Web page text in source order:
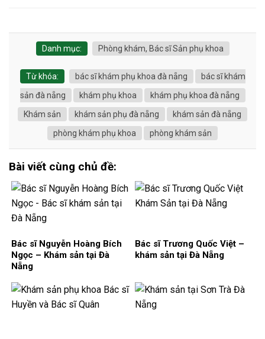
Danh mục: Phòng khám, Bác sĩ Sản phụ khoa
Từ khóa: bác sĩ khám phụ khoa đà nẵng
bác sĩ khám
sản đà nẵng
khám phụ khoa
khám phụ khoa đà nẵng
Khám sản
khám sản phụ đà nẵng
khám sản đà nẵng
phòng khám phụ khoa
phòng khám sản
Bài viết cùng chủ đề:
Bác sĩ Nguyễn Hoàng Bích
Ngọc – Khám sản tại Đà
Nẵng
Bác sĩ Trương Quốc Việt –
khám sản tại Đà Nẵng